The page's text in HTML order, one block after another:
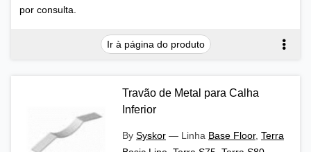
por consulta.
Ir à página do produto
Travão de Metal para Calha
Inferior
By Syskor — Linha Base Floor, Terra